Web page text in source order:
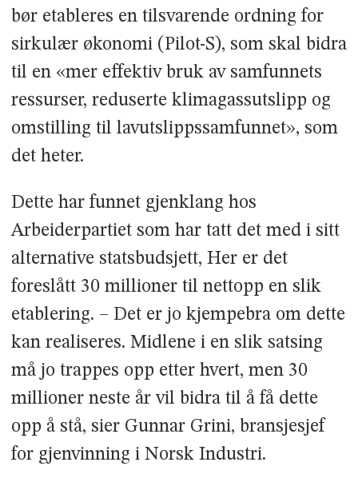
bør etableres en tilsvarende ordning for
sirkulær økonomi (Pilot-S), som skal bidra
til en «mer effektiv bruk av samfunnets
ressurser, reduserte klimagassutslipp og
omstilling til lavutslippssamfunnet», som
det heter.
Dette har funnet gjenklang hos
Arbeiderpartiet som har tatt det med i sitt
alternative statsbudsjett, Her er det
foreslått 30 millioner til nettopp en slik
etablering. – Det er jo kjempebra om dette
kan realiseres. Midlene i en slik satsing
må jo trappes opp etter hvert, men 30
millioner neste år vil bidra til å få dette
opp å stå, sier Gunnar Grini, bransjesjef
for gjenvinning i Norsk Industri.